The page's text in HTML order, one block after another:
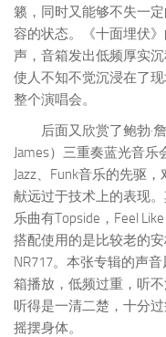
籁，同时又能够不失一
容的状态。《十面埋伏
声，音箱发出低频厚实
使人不知不觉沉浸在了
整个演唱会。
后面又欣赏了鲍勃·
James）三重奏蓝光音乐
Jazz、Funk音乐的先驱
献远过于技术上的表现
乐曲有Topside，Feel Like
搭配使用的是比较老的
NR717。本张专辑的声
箱播放，低频过重，听
听得是一清二楚，十分
摇摆身体。